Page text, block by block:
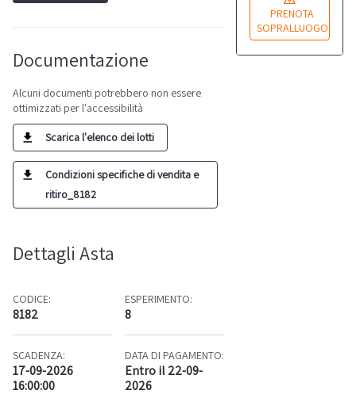
PRENOTA
SOPRALLUOGO
Documentazione
Alcuni documenti potrebbero non essere
ottimizzati per l'accessibilità
Scarica l'elenco dei lotti
Condizioni specifiche di vendita e
ritiro_8182
Dettagli Asta
CODICE:
8182
ESPERIMENTO:
8
SCADENZA:
17-09-2026
16:00:00
DATA DI PAGAMENTO:
Entro il 22-09-
2026